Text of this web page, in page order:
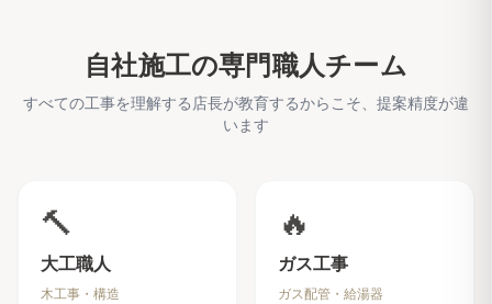
自社施工の専門職人チーム
すべての工事を理解する店長が教育するからこそ、提案精度が違
います
🔨
大工職人
木工事・構造
🔥
ガス工事
ガス配管・給湯器